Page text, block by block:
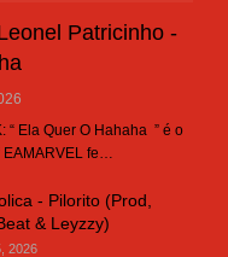
Patricinho -
“ Ela Quer O Hahaha ” é o
EAMARVEL fe…
- Pilorito (Prod,
& Leyzzy)
2026